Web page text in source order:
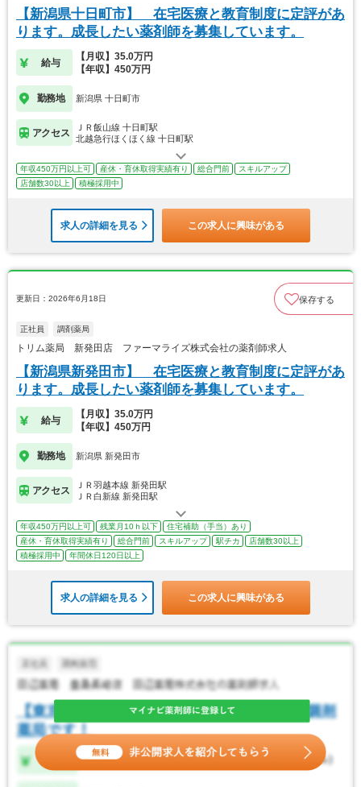
【新潟県十日町市】 在宅医療と教育制度に定評があ
ります。成長したい薬剤師を募集しています。
給与
【月収】35.0万円
【年収】450万円
勤務地 新潟県 十日町市
アクセス
ＪＲ飯山線 十日町駅
北越急行ほくほく線 十日町駅
年収450万円以上可 産休・育休取得実績有り 総合門前
スキルアップ
店舗数30以上
積極採用中
求人の詳細を見る この求人に興味がある
更新日：2026年6月18日 保存する
正社員 調剤薬局
トリム薬局 新発田店 ファーマライズ株式会社の薬剤師求人
【新潟県新発田市】 在宅医療と教育制度に定評があ
ります。成長したい薬剤師を募集しています。
給与
【月収】35.0万円
【年収】450万円
勤務地 新潟県 新発田市
アクセス
ＪＲ羽越本線 新発田駅
ＪＲ白新線 新発田駅
年収450万円以上可 残業月10ｈ以下
住宅補助（手当）あり
産休・育休取得実績有り
総合門前 スキルアップ 駅チカ
店舗数30以上
積極採用中
年間休日120日以上
求人の詳細を見る この求人に興味がある